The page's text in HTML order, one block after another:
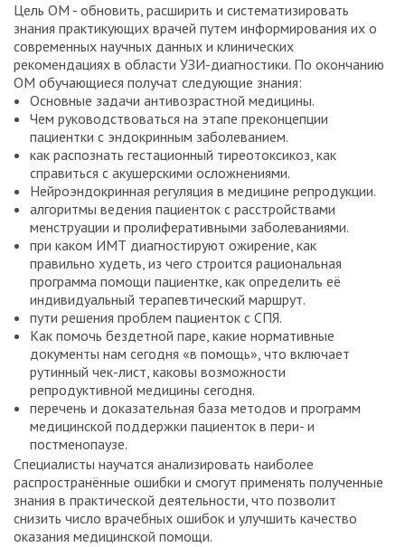
Цель ОМ - обновить, расширить и систематизировать
знания практикующих врачей путем информирования их о
современных научных данных и клинических
рекомендациях в области УЗИ-диагностики. По окончанию
ОМ обучающиеся получат следующие знания:
Основные задачи антивозрастной медицины.
Чем руководствоваться на этапе преконцепции
пациентки с эндокринным заболеванием.
как распознать гестационный тиреотоксикоз, как
справиться с акушерскими осложнениями.
Нейроэндокринная регуляция в медицине репродукции.
алгоритмы ведения пациенток с расстройствами
менструации и пролиферативными заболеваниями.
при каком ИМТ диагностируют ожирение, как
правильно худеть, из чего строится рациональная
программа помощи пациентке, как определить её
индивидуальный терапевтический маршрут.
пути решения проблем пациенток с СПЯ.
Как помочь бездетной паре, какие нормативные
документы нам сегодня «в помощь», что включает
рутинный чек-лист, каковы возможности
репродуктивной медицины сегодня.
перечень и доказательная база методов и программ
медицинской поддержки пациенток в пери- и
постменопаузе.
Специалисты научатся анализировать наиболее
распространённые ошибки и смогут применять полученные
знания в практической деятельности, что позволит
снизить число врачебных ошибок и улучшить качество
оказания медицинской помощи.